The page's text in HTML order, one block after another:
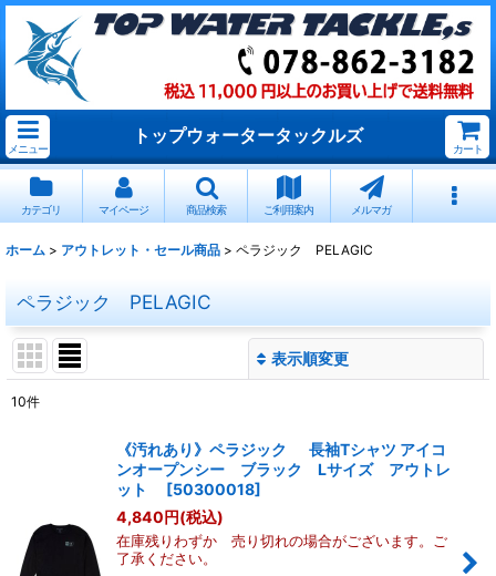
メニュー
トップウォータータックルズ
カート
カテゴリ マイページ 商品検索 ご利用案内 メルマガ
ホーム > アウトレット・セール商品 > ペラジック PELAGIC
ペラジック PELAGIC
表示順変更
絞り込む
10件
《汚れあり》ペラジック 長袖Tシャツ アイコ
ンオープンシー ブラック Lサイズ アウトレ
ット
[50300018]
4,840円(税込)
在庫残りわずか 売り切れの場合がございます。ご
了承ください。